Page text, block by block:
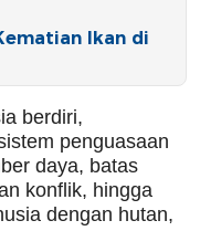
Ikan di
berdiri,
penguasaan
daya, batas
konflik, hingga
dengan hutan,